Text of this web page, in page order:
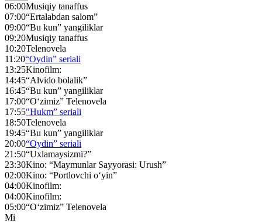
06:00Musiqiy tanaffus
07:00“Ertalabdan salom”
09:00“Bu kun” yangiliklar
09:20Musiqiy tanaffus
10:20Telenovela
11:20“Oydin” seriali
13:25Kinofilm:
14:45“Alvido bolalik”
16:45“Bu kun” yangiliklar
17:00“O‘zimiz” Telenovela
17:55"Hukm” seriali
18:50Telenovela
19:45“Bu kun” yangiliklar
20:00“Oydin” seriali
21:50“Uxlamaysizmi?”
23:30Kino: “Maymunlar Sayyorasi: Urush”
02:00Kino: “Portlovchi o‘yin”
04:00Kinofilm:
04:00Kinofilm:
05:00“O‘zimiz” Telenovela
Mi